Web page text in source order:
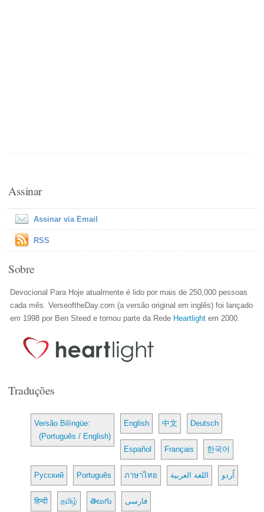
Assinar
Assinar via Email
RSS
Sobre
Devocional Para Hoje atualmente é lido por mais de 250,000 pessoas
cada mês. VerseoftheDay.com (a versão original em inglês) foi lançado
em 1998 por Ben Steed e tornou parte da Rede Heartlight em 2000.
Traduções
Versão Bilíngüe:
(Português / English)
English 中文 Deutsch
Español Français 한국어
Русский Português ภาษาไทย اللغة العربية اُردو
हिन्दी தமிழ் తెలుగు فارسی